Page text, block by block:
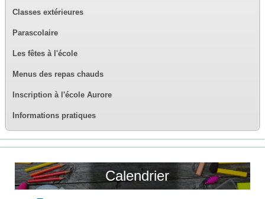
Classes extérieures
Parascolaire
Les fêtes à l'école
Menus des repas chauds
Inscription à l'école Aurore
Informations pratiques
Calendrier